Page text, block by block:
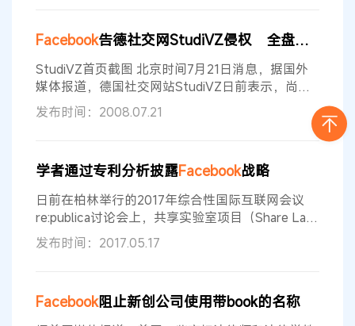
生活的同时，专利等知识产权为这一领域的竞争者
增添了筹码。 上市之路遇坎坷 由于不过多依赖固
定资产或有形资产投资来实现业务
Facebook告德社交网StudiVZ侵权 全盘抄袭
StudiVZ首页截图 北京时间7月21日消息，据国外
媒体报道，德国社交网站StudiVZ日前表示，尚未
接到被美国知名社交网站
上周五， Facebook在加州法院对StudiVZ提起诉
称，StudiVZ
Facebook的蓝色页面主题换成红色而已。 对此，
StudiVZ日前在一
发布时间：2008.07.21
学者通过专利分析披露Facebook战略
日前在柏林举行的2017年综合性国际互联网会议
re:publica讨论会上，共享实验室项目（Share Lab
Project）的学者分享了自己是如何依赖不寻常的资
源来分析脸书（ Facebook
户那里获得的原始数据转变为具有商业价值的重要
大数据文件。 “Systems and
发布时间：2017.05.17
Facebook阻止新创公司使用带book的名称